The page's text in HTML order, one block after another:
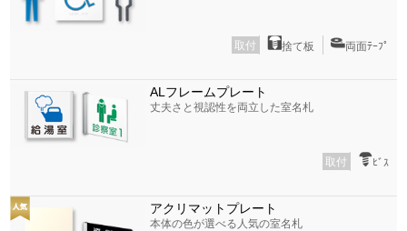
取付 捨て板 両面ﾃｰﾌﾟ
ALフレームプレート
丈夫さと視認性を両立した室名札
取付 ﾋﾞｽ
アクリマットプレート
本体の色が選べる人気の室名札